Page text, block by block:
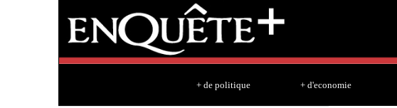
+ de politique + d'economie